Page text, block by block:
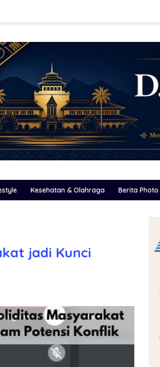
Kesehatan & Olahraga Berita Photo
jadi Kunci